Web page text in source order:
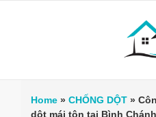
Home » CHỐNG DỘT »
dột mái tôn tại Bình Chánh